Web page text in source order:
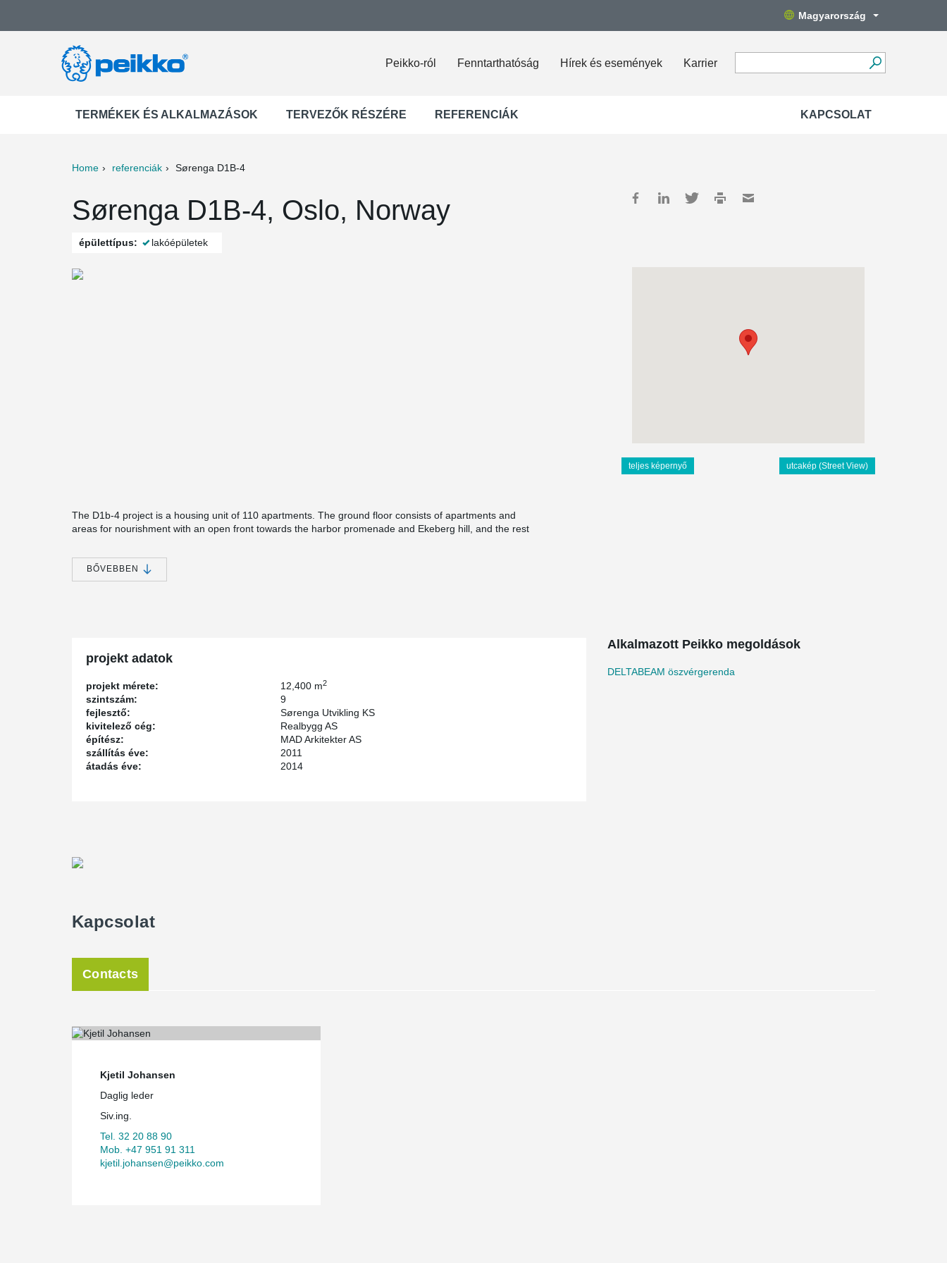
Magyarország
Peikko-ról Fenntarthatóság Hírek és események Karrier
TERMÉKEK ÉS ALKALMAZÁSOK TERVEZŐK RÉSZÉRE REFERENCIÁK KAPCSOLAT
Home referenciák Sørenga D1B-4
Sørenga D1B-4, Oslo, Norway
épülettípus: lakóépületek
teljes képernyő utcakép (Street View)
The D1b-4 project is a housing unit of 110 apartments. The ground floor consists of apartments and
areas for nourishment with an open front towards the harbor promenade and Ekeberg hill, and the rest
courtyard. The top floor of the building consists of a shared roof terrace.
Peikko's DELTABEAM
BŐVEBBEN
projekt adatok
projekt mérete: 12,400 m2
szintszám:
9
fejlesztő:
Sørenga Utvikling KS
kivitelező cég:
Realbygg AS
építész:
MAD Arkitekter AS
szállítás éve:
2011
átadás éve:
2014
Alkalmazott Peikko megoldások
DELTABEAM öszvérgerenda
Kapcsolat
Contacts
Kjetil Johansen
Daglig leder
Siv.ing.
Tel. 32 20 88 90
Mob. +47 951 91 311
kjetil.johansen@peikko.com